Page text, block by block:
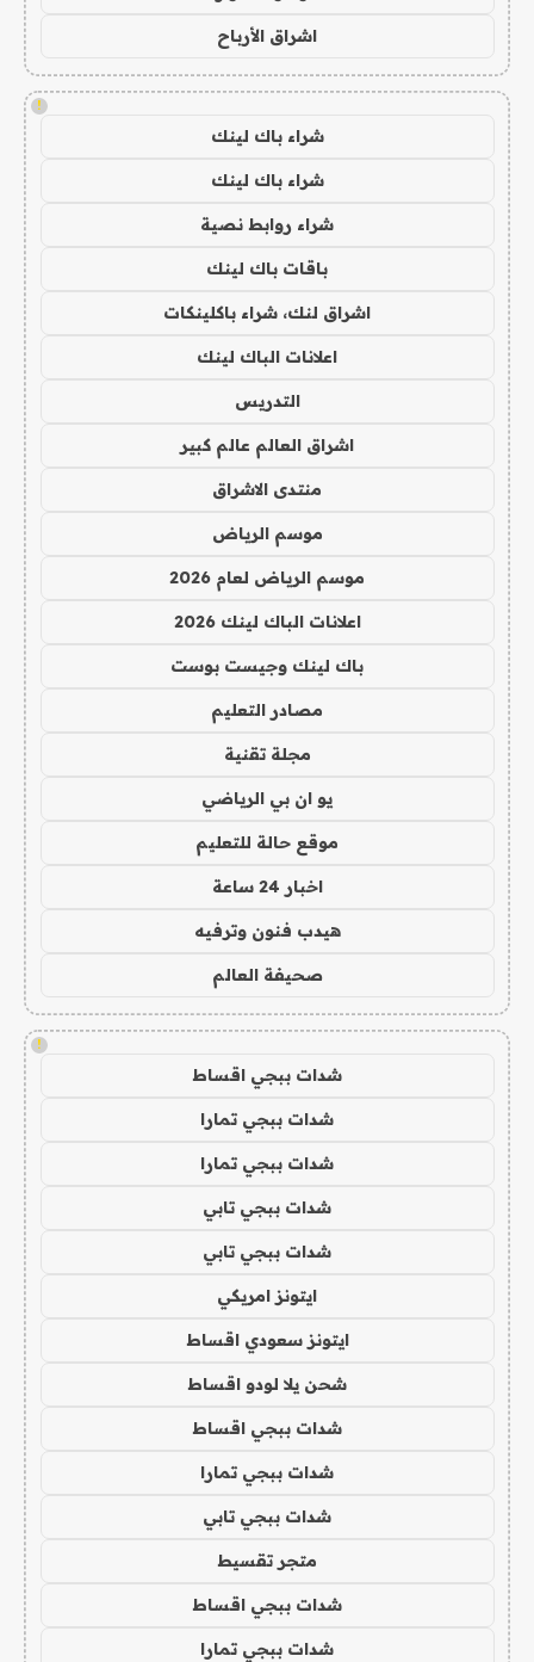
اشراق الأرباح
!
شراء باك لينك
شراء باك لينك
شراء روابط نصية
باقات باك لينك
اشراق لنك، شراء باكلينكات
اعلانات الباك لينك
التدريس
اشراق العالم عالم كبير
منتدى الاشراق
موسم الرياض
موسم الرياض لعام 2026
اعلانات الباك لينك 2026
باك لينك وجيست بوست
مصادر التعليم
مجلة تقنية
يو ان بي الرياضي
موقع حالة للتعليم
اخبار 24 ساعة
هيدب فنون وترفيه
صحيفة العالم
!
شدات ببجي اقساط
شدات ببجي تمارا
شدات ببجي تمارا
شدات ببجي تابي
شدات ببجي تابي
ايتونز امريكي
ايتونز سعودي اقساط
شحن يلا لودو اقساط
شدات ببجي اقساط
شدات ببجي تمارا
شدات ببجي تابي
متجر تقسيط
شدات ببجي اقساط
شدات ببجي تمارا